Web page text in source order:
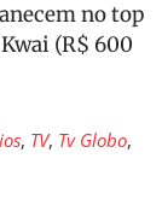
no top
(R$ 600
, TV, Tv Globo,